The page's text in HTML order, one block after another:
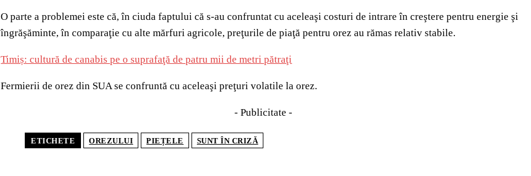
O parte a problemei este că, în ciuda faptului că s-au confruntat cu aceleaşi costuri de intrare în creştere pentru energie şi
îngrăşăminte, în comparaţie cu alte mărfuri agricole, preţurile de piaţă pentru orez au rămas relativ stabile.
Timiș: cultură de canabis pe o suprafaţă de patru mii de metri pătraţi
Fermierii de orez din SUA se confruntă cu aceleaşi preţuri volatile la orez.
- Publicitate -
ETICHETE OREZULUI PIEȚELE SUNT ÎN CRIZĂ